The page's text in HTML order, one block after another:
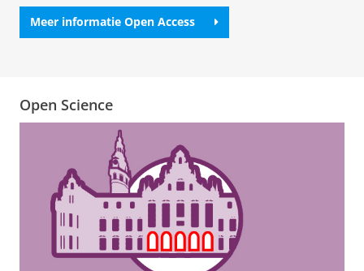
Meer informatie Open Access
Open Science